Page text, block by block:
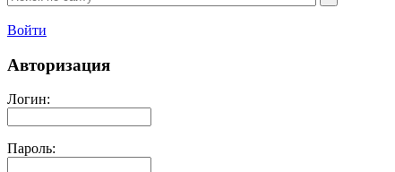
Войти
Авторизация
Логин:
Пароль: